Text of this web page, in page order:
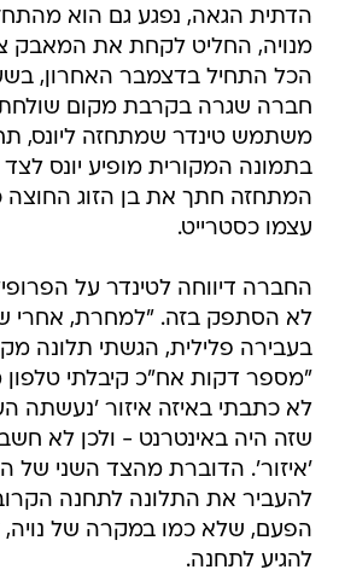
הדתית הגאה, נפגע גם הוא
מנויה, החליט לקחת את המאבק
הכל התחיל בדצמבר האחרון,
חברה שגרה בקרבת מקום שולחת
משתמש טינדר שמתחזה ליונס,
בתמונה המקורית מופיע יונס לצד
המתחזה חתך את בן הזוג החוצה
עצמו כסטרייט.
החברה דיווחה לטינדר על
לא הסתפק בזה. "למחרת, אחרי
בעבירה פלילית, הגשתי תלונה
"מספר דקות אח"כ קיבלתי
לא כתבתי באיזה איזור 'נעשתה
שזה היה באינטרנט - ולכן לא
'איזור'. הדוברת מהצד השני של
להעביר את התלונה לתחנה
הפעם, שלא כמו במקרה של נויה,
להגיע לתחנה.